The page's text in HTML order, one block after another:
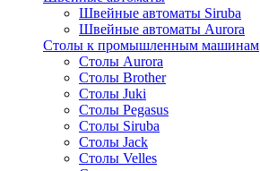
Швейные автоматы Siruba
Швейные автоматы Aurora
Столы к промышленным машинам
Столы Aurora
Столы Brother
Столы Juki
Столы Pegasus
Столы Siruba
Столы Jack
Столы Velles